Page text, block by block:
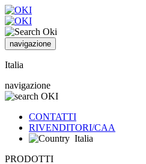
navigazione
Italia
navigazione
CONTATTI
RIVENDITORI/CAA
Italia
PRODOTTI